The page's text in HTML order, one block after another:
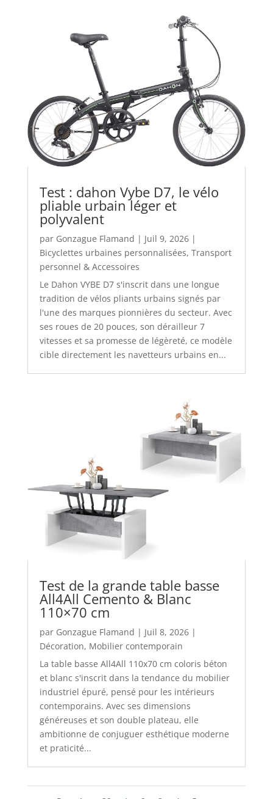
Test : dahon Vybe D7, le vélo
pliable urbain léger et
polyvalent
par Gonzague Flamand | Juil 9, 2026|
Bicyclettes urbaines personnalisées, Transport
personnel & Accessoires
Le Dahon VYBE D7 s'inscrit dans une longue
tradition de vélos pliants urbains signés par
l'une des marques pionnières du secteur. Avec
ses roues de 20 pouces, son dérailleur 7
vitesses et sa promesse de légèreté, ce modèle
cible directement les navetteurs urbains en...
Test de la grande table basse
All4All Cemento & Blanc
110×70 cm
par Gonzague Flamand | Juil 8, 2026|
Décoration, Mobilier contemporain
La table basse All4All 110x70 cm coloris béton
et blanc s'inscrit dans la tendance du mobilier
industriel épuré, pensé pour les intérieurs
contemporains. Avec ses dimensions
généreuses et son double plateau, elle
ambitionne de conjuguer esthétique moderne
et praticité...